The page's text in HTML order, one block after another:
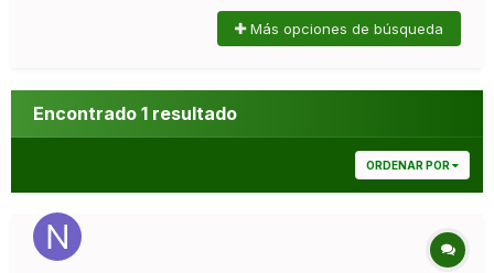
Más opciones de búsqueda
Encontrado 1 resultado
ORDENAR POR